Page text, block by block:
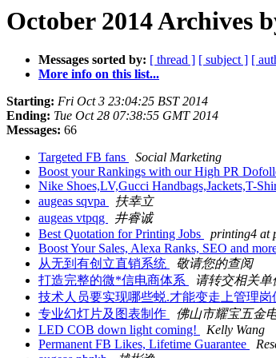
October 2014 Archives
Messages sorted by: [ thread ] [ subject ] [
More info on this list...
Starting: Fri Oct 3 23:04:25 BST 2014
Ending: Tue Oct 28 07:38:55 GMT 2014
Messages: 66
Targeted FB fans
Social Marketing
Boost your Rankings with our High PR
Nike Shoes,LV,Gucci Handbags,Jackets,T-
augeas sqvpa
扶幸立
augeas vtpqg
井睿诚
Best Quotation for Printing Jobs
printing4 at
Boost Your Sales, Alexa Ranks, SEO and
从无到有创立直销系统
敬请您的查阅
打造完整的微*信电商体系
请转交相关单
技术人员要实现哪些蜕.才能变走上管理岗
专业幻灯片及图表制作
佛山市耀宝五金
LED COB down light coming!
Kelly Wang
Permanent FB Likes, Lifetime Guarantee